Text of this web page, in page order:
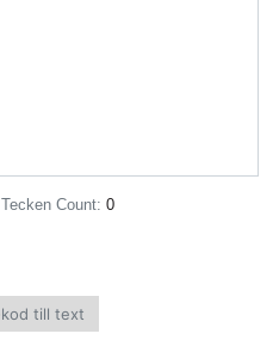
Tecken Count: 0
till text